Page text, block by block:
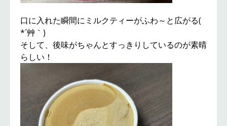
口に入れた瞬間にミルクティーがふわ～と広がる(
*´艸｀)
そして、後味がちゃんとすっきりしているのが素晴
らしい！